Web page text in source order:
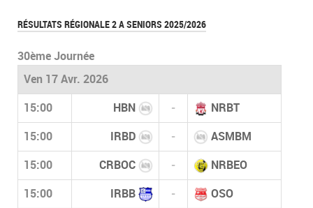
RÉSULTATS RÉGIONALE 2 A SENIORS 2025/2026
30ème Journée
Ven 17 Avr. 2026
15:00 HBN - NRBT
15:00 IRBD - ASMBM
15:00 CRBOC - NRBEO
15:00 IRBB - OSO